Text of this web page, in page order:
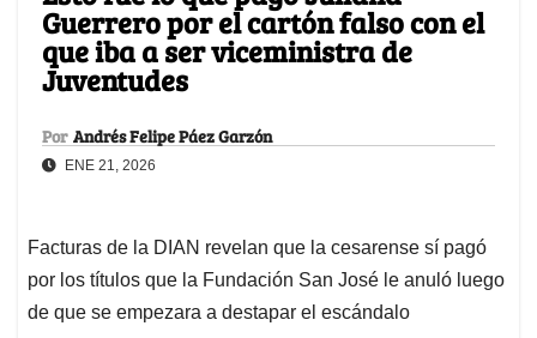
Guerrero por el cartón falso con el
que iba a ser viceministra de
Juventudes
Por Andrés Felipe Páez Garzón
ENE 21, 2026
Facturas de la DIAN revelan que la cesarense sí pagó
por los títulos que la Fundación San José le anuló luego
de que se empezara a destapar el escándalo